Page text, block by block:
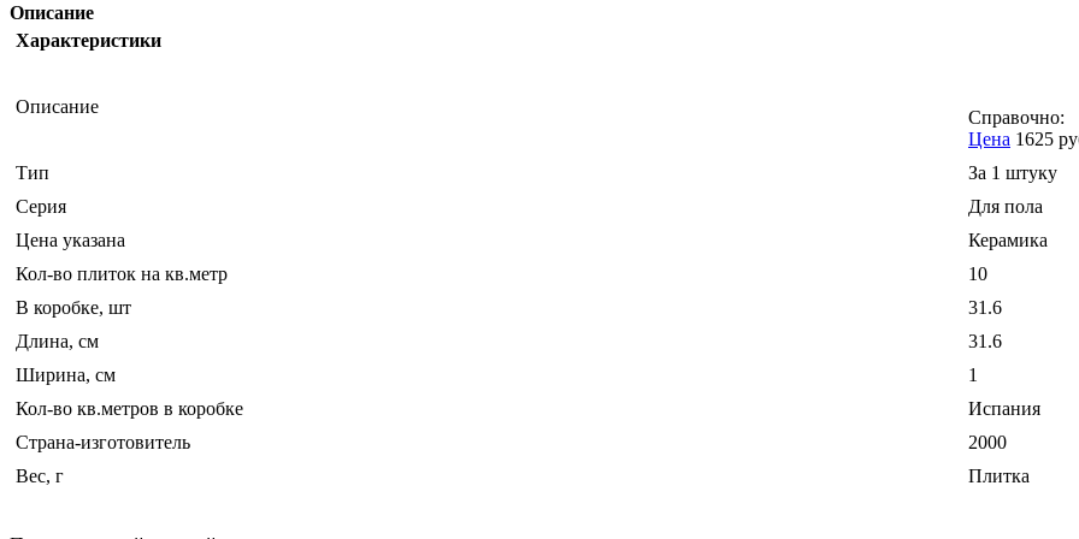
Описание
Характеристики
Описание
Справочно:
Цена 1625
Тип
За 1 штуку
Серия
Для пола
Цена указана
Керамика
Кол-во плиток на кв.метр
10
В коробке, шт
31.6
Длина, см
31.6
Ширина, см
1
Кол-во кв.метров в коробке
Испания
Страна-изготовитель
2000
Вес, г
Плитка